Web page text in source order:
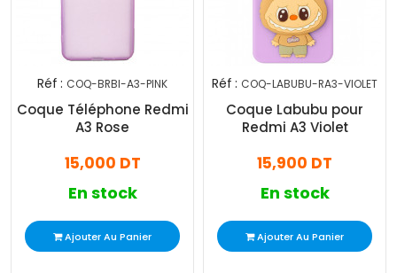
Réf : COQ-BRBI-A3-PINK
Coque Téléphone Redmi
A3 Rose
15,000 DT
En stock
Ajouter Au Panier
Réf : COQ-LABUBU-RA3-VIOLET
Coque Labubu pour
Redmi A3 Violet
15,900 DT
En stock
Ajouter Au Panier